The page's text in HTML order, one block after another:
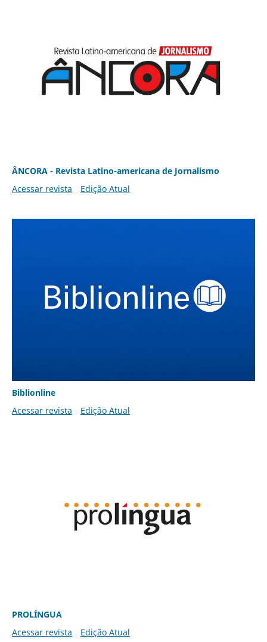
ÂNCORA - Revista Latino-americana de Jornalismo
Acessar revista
Edição Atual
Biblionline
Acessar revista
Edição Atual
PROLÍNGUA
Acessar revista
Edição Atual